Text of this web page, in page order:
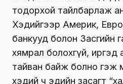
тодорхой тайлбарлаж
Хэдийгээр Америк,
банкууд болон Засгийн
хямрал болохгүй, иргэд
тайван байж болно гэж
хэдий ч эдийн засагт